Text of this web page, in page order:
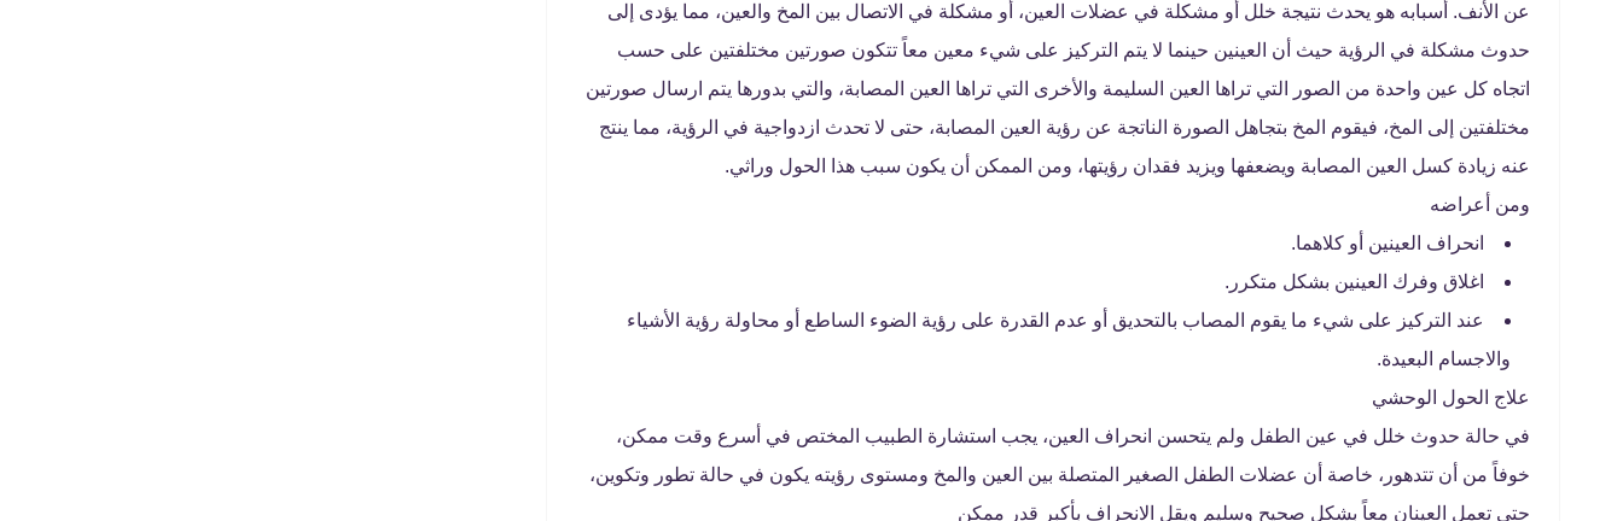
عن الأنف. أسبابه هو يحدث نتيجة خلل أو مشكلة في عضلات العين، أو مشكلة في الاتصال بين المخ والعين، مما يؤدى إلى
حدوث مشكلة في الرؤية حيث أن العينين حينما لا يتم التركيز على شيء معين معاً تتكون صورتين مختلفتين على حسب
اتجاه كل عين واحدة من الصور التي تراها العين السليمة والأخرى التي تراها العين المصابة، والتي بدورها يتم ارسال صورتين
مختلفتين إلى المخ، فيقوم المخ بتجاهل الصورة الناتجة عن رؤية العين المصابة، حتى لا تحدث ازدواجية في الرؤية، مما ينتج
عنه زيادة كسل العين المصابة ويضعفها ويزيد فقدان رؤيتها، ومن الممكن أن يكون سبب هذا الحول وراثي.
ومن أعراضه
انحراف العينين أو كلاهما.
اغلاق وفرك العينين بشكل متكرر.
عند التركيز على شيء ما يقوم المصاب بالتحديق أو عدم القدرة على رؤية الضوء الساطع أو محاولة رؤية الأشياء
والاجسام البعيدة.
علاج الحول الوحشي
في حالة حدوث خلل في عين الطفل ولم يتحسن انحراف العين، يجب استشارة الطبيب المختص في أسرع وقت ممكن،
خوفاً من أن تتدهور، خاصة أن عضلات الطفل الصغير المتصلة بين العين والمخ ومستوى رؤيته يكون في حالة تطور وتكوين،
حتى تعمل العينان معاً بشكل صحيح وسليم ويقل الانحراف بأكبر قدر ممكن